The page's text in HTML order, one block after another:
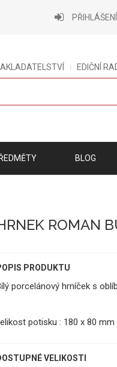
PŘIHLÁŠENÍ
EDIČNÍ
BLOG
ROMAN
PRODUKTU
porcelánový hrníček s
potisku : 180 x 80 mm
VELIKOSTI